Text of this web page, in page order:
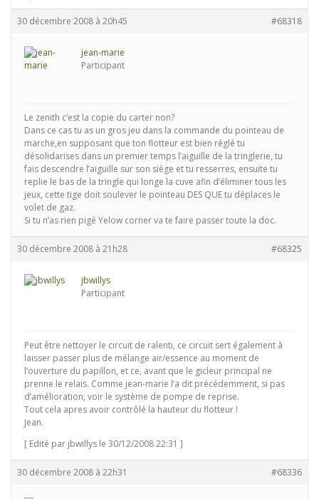
30 décembre 2008 à 20h45 #68318
jean-marie
Participant
Le zenith c’est la copie du carter non?
Dans ce cas tu as un gros jeu dans la commande du pointeau de
marche,en supposant que ton flotteur est bien réglé tu
désolidarises dans un premier temps l’aiguille de la tringlerie, tu
fais descendre l’aiguille sur son siège et tu resserres, ensuite tu
replie le bas de la tringle qui longe la cuve afin d’éliminer tous les
jeux, cette tige doit soulever le pointeau DES QUE tu déplaces le
volet de gaz.
Si tu n’as rien pigé Yelow corner va te faire passer toute la doc.
30 décembre 2008 à 21h28 #68325
jbwillys
Participant
Peut être nettoyer le circuit de ralenti, ce circuit sert également à
laisser passer plus de mélange air/essence au moment de
l’ouverture du papillon, et ce, avant que le gicleur principal ne
prenne le relais. Comme jean-marie l’a dit précédemment, si pas
d’amélioration, voir le système de pompe de reprise.
Tout cela apres avoir contrôlé la hauteur du flotteur !
Jean.
[ Edité par jbwillys le 30/12/2008 22:31 ]
30 décembre 2008 à 22h31 #68336